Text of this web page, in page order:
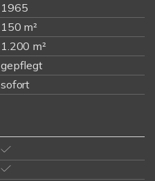
1965
150 m²
1.200 m²
gepflegt
sofort